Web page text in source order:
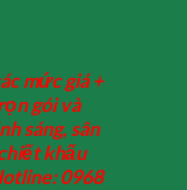
mức giá +
ọn gói và
sáng, sân
ết khấu
0968